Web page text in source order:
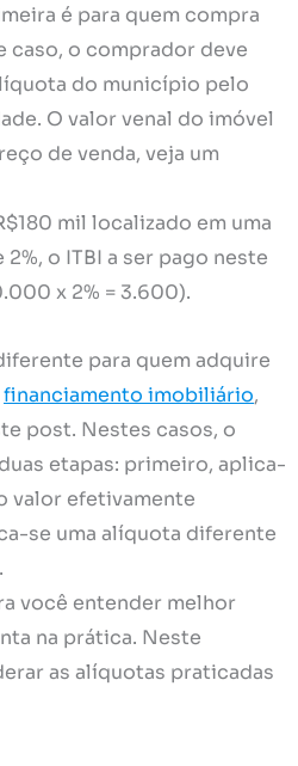
é para quem compra
caso, o comprador deve
do município pelo
O valor venal do imóvel
de venda, veja um
mil localizado em uma
o ITBI a ser pago neste
x 2% = 3.600).
para quem adquire
financiamento imobiliário,
post. Nestes casos, o
etapas: primeiro, aplica-
valor efetivamente
se uma alíquota diferente
você entender melhor
na prática. Neste
as alíquotas praticadas